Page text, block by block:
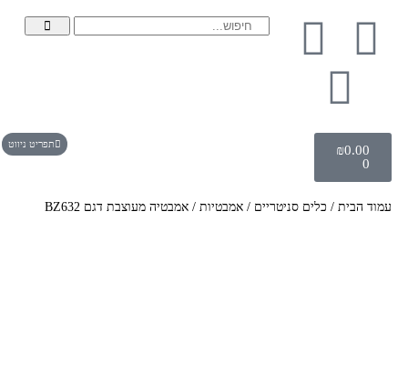
₪0.00
תפריט ניווט
עמוד הבית/ כלים סניטריים/ אמבטיות/ אמבטיה מעוצבת דגם BZ632